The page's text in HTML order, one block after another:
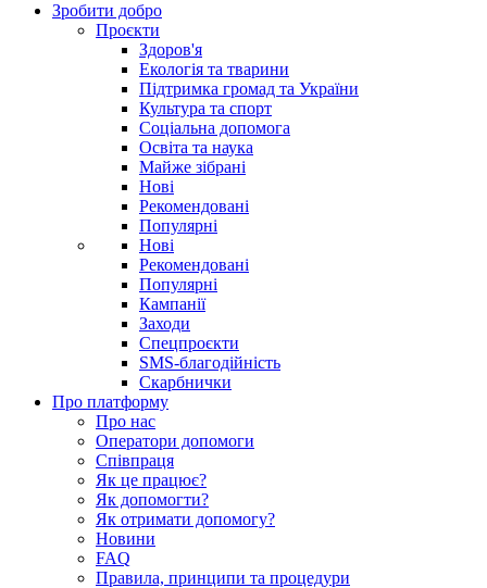
Зробити добро
Проєкти
Здоров'я
Екологія та тварини
Підтримка громад та України
Культура та спорт
Соціальна допомога
Освіта та наука
Майже зібрані
Нові
Рекомендовані
Популярні
Нові
Рекомендовані
Популярні
Кампанії
Заходи
Спецпроєкти
SMS-благодійність
Скарбнички
Про платформу
Про нас
Оператори допомоги
Співпраця
Як це працює?
Як допомогти?
Як отримати допомогу?
Новини
FAQ
Правила, принципи та процедури